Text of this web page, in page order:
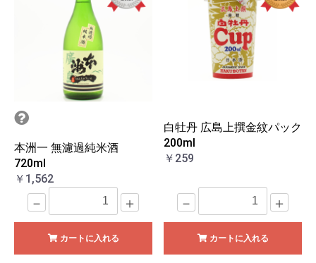
本洲一 無濾過純米酒
720ml
￥1,562
－ ＋
カートに入れる
白牡丹 広島上撰金紋パック
200ml
￥259
－ ＋
カートに入れる